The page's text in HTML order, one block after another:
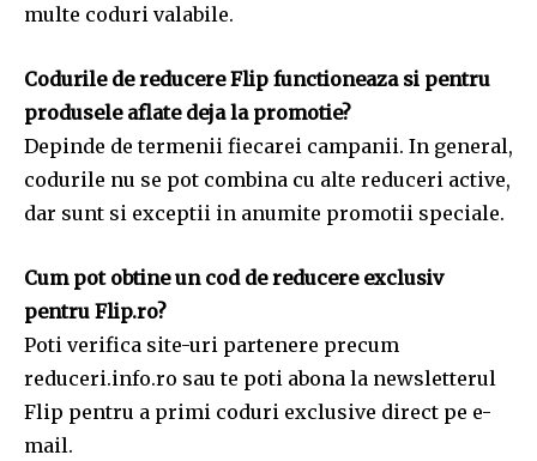
multe coduri valabile.
Codurile de reducere Flip functioneaza si pentru
produsele aflate deja la promotie?
Depinde de termenii fiecarei campanii. In general,
codurile nu se pot combina cu alte reduceri active,
dar sunt si exceptii in anumite promotii speciale.
Cum pot obtine un cod de reducere exclusiv
pentru Flip.ro?
Poti verifica site-uri partenere precum
reduceri.info.ro sau te poti abona la newsletterul
Flip pentru a primi coduri exclusive direct pe e-
mail.